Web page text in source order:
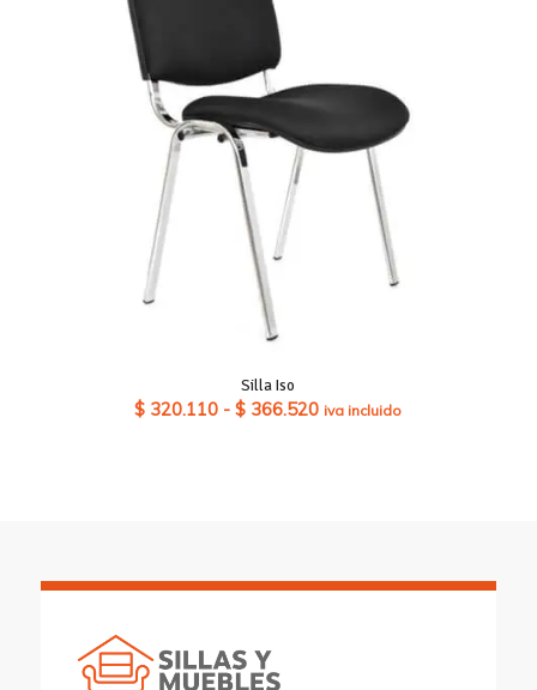
Silla Iso
$ 320.110 - $ 366.520Rango
$ 366.520
iva incluido